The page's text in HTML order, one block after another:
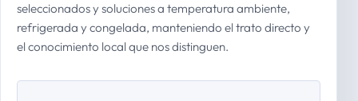
seleccionados y soluciones a temperatura ambiente,
refrigerada y congelada, manteniendo el trato directo y
el conocimiento local que nos distinguen.